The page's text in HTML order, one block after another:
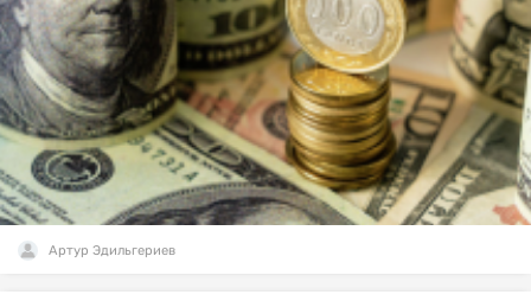
Артур Эдильгериев